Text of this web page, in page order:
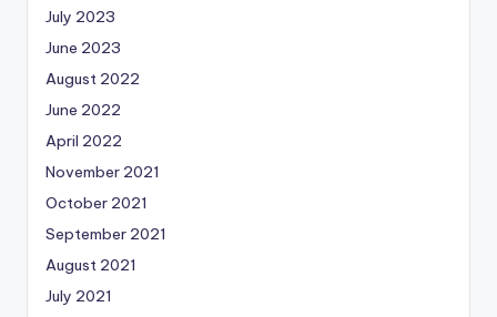
July 2023
June 2023
August 2022
June 2022
April 2022
November 2021
October 2021
September 2021
August 2021
July 2021